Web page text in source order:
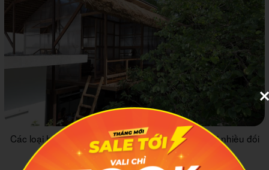
Các loại homestay với giá thuê khá rẻ phù hợp với nhiều đối
tượng du khách